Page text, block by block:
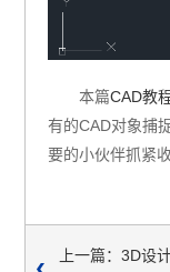
本篇CAD教
有的CAD对象捕
要的小伙伴抓紧
上一篇：3D设